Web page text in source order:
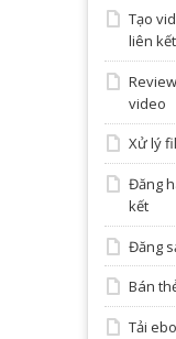
Tạo
liên kết
video
Xử lý
Đăng
kết
Đăng
Bán
Tải